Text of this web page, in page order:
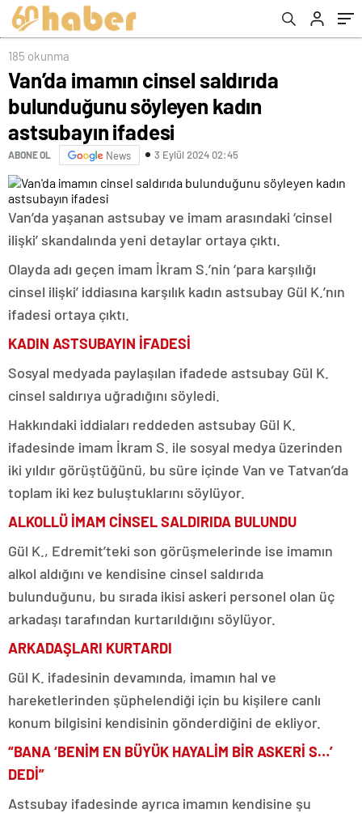
185 okunma
Van’da imamın cinsel saldırıda
bulunduğunu söyleyen kadın
astsubayın ifadesi
ABONE OL News 3 Eylül 2024 02:45
Van’da yaşanan astsubay ve imam arasındaki ‘cinsel
ilişki’ skandalında yeni detaylar ortaya çıktı.
Olayda adı geçen imam İkram S.’nin ‘para karşılığı
cinsel ilişki’ iddiasına karşılık kadın astsubay Gül K.’nın
ifadesi ortaya çıktı.
KADIN ASTSUBAYIN İFADESİ
Sosyal medyada paylaşılan ifadede astsubay Gül K.
cinsel saldırıya uğradığını söyledi.
Hakkındaki iddiaları reddeden astsubay Gül K.
ifadesinde imam İkram S. ile sosyal medya üzerinden
iki yıldır görüştüğünü, bu süre içinde Van ve Tatvan’da
toplam iki kez buluştuklarını söylüyor.
ALKOLLÜ İMAM CİNSEL SALDIRIDA BULUNDU
Gül K., Edremit’teki son görüşmelerinde ise imamın
alkol aldığını ve kendisine cinsel saldırıda
bulunduğunu, bu sırada ikisi askeri personel olan üç
arkadaşı tarafından kurtarıldığını söylüyor.
ARKADAŞLARI KURTARDI
Gül K. ifadesinin devamında, imamın hal ve
hareketlerinden şüphelendiği için bu kişilere canlı
konum bilgisini kendisinin gönderdiğini de ekliyor.
“BANA ‘BENİM EN BÜYÜK HAYALİM BİR ASKERİ S…’
DEDİ”
Astsubay ifadesinde ayrıca imamın kendisine şu